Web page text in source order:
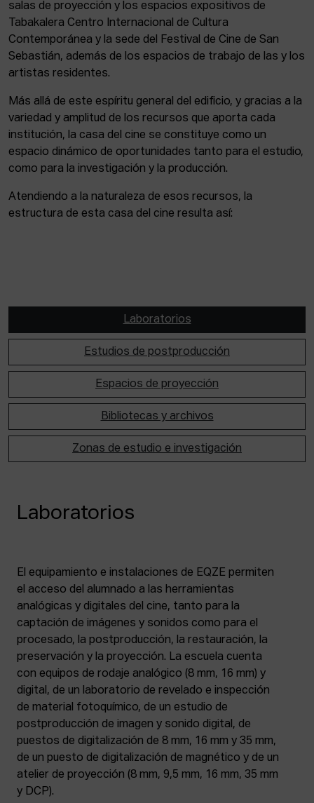
salas de proyección y los espacios expositivos de
Tabakalera Centro Internacional de Cultura
Contemporánea y la sede del Festival de Cine de San
Sebastián, además de los espacios de trabajo de las y los
artistas residentes.
Más allá de este espíritu general del edificio, y gracias a la
variedad y amplitud de los recursos que aporta cada
institución, la casa del cine se constituye como un
espacio dinámico de oportunidades tanto para el estudio,
como para la investigación y la producción.
Atendiendo a la naturaleza de esos recursos, la
estructura de esta casa del cine resulta así:
Laboratorios
Estudios de postproducción
Espacios de proyección
Bibliotecas y archivos
Zonas de estudio e investigación
Laboratorios
El equipamiento e instalaciones de EQZE permiten
el acceso del alumnado a las herramientas
analógicas y digitales del cine, tanto para la
captación de imágenes y sonidos como para el
procesado, la postproducción, la restauración, la
preservación y la proyección. La escuela cuenta
con equipos de rodaje analógico (8 mm, 16 mm) y
digital, de un laboratorio de revelado e inspección
de material fotoquímico, de un estudio de
postproducción de imagen y sonido digital, de
puestos de digitalización de 8 mm, 16 mm y 35 mm,
de un puesto de digitalización de magnético y de un
atelier de proyección (8 mm, 9,5 mm, 16 mm, 35 mm
y DCP).